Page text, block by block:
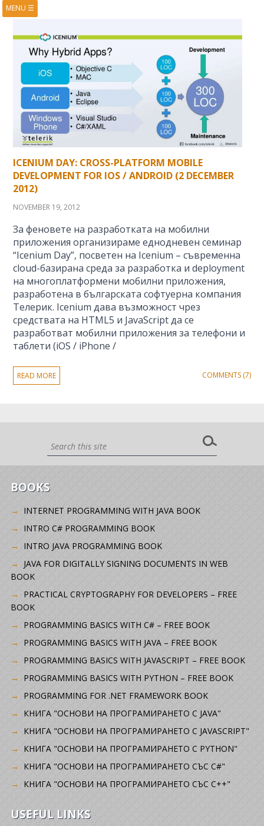
MENU ☰
BOOKS
COURSES
VIDEOS
PRESENTATIONS
RESEARCH
PUBLICATIONS
CONTACTS
RSS FEED
ICENIUM DAY: CROSS-PLATFORM MOBILE
DEVELOPMENT FOR IOS / ANDROID (2 DECEMBER
2012)
NOVEMBER 19, 2012
За феновете на разработката на мобилни
приложения организираме еднодневен семинар
“Icenium Day”, посветен на Icenium – съвременна
cloud-базирана среда за разработка и deployment
на многоплатформени мобилни приложения,
разработена в българската софтуерна компания
Телерик. Icenium дава възможност чрез
средствата на HTML5 и JavaScript да се
разработват мобилни приложения за телефони и
таблети (iOS / iPhone /
READ MORE COMMENTS (7)
BOOKS
INTERNET PROGRAMMING WITH JAVA BOOK
INTRO C# PROGRAMMING BOOK
INTRO JAVA PROGRAMMING BOOK
JAVA FOR DIGITALLY SIGNING DOCUMENTS IN WEB
BOOK
PRACTICAL CRYPTOGRAPHY FOR DEVELOPERS – FREE
BOOK
PROGRAMMING BASICS WITH C# – FREE BOOK
PROGRAMMING BASICS WITH JAVA – FREE BOOK
PROGRAMMING BASICS WITH JAVASCRIPT – FREE BOOK
PROGRAMMING BASICS WITH PYTHON – FREE BOOK
PROGRAMMING FOR .NET FRAMEWORK BOOK
КНИГА "ОСНОВИ НА ПРОГРАМИРАНЕТО С JAVA"
КНИГА "ОСНОВИ НА ПРОГРАМИРАНЕТО С JAVASCRIPT"
КНИГА "ОСНОВИ НА ПРОГРАМИРАНЕТО С PYTHON"
КНИГА "ОСНОВИ НА ПРОГРАМИРАНЕТО СЪС C#"
КНИГА "ОСНОВИ НА ПРОГРАМИРАНЕТО СЪС C++"
USEFUL LINKS